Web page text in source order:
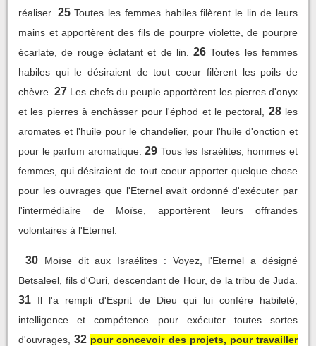
réaliser. 25 Toutes les femmes habiles filèrent le lin de leurs
mains et apportèrent des fils de pourpre violette, de pourpre
écarlate, de rouge éclatant et de lin.
26 Toutes les femmes
habiles qui le désiraient de tout coeur filèrent les poils de
chèvre. 27 Les chefs du peuple apportèrent les pierres d'onyx
et les pierres à enchâsser pour l'éphod et le pectoral,
28 les
aromates et l'huile pour le chandelier, pour l'huile d'onction et
pour le parfum aromatique. 29 Tous les Israélites, hommes et
femmes, qui désiraient de tout coeur apporter quelque chose
pour les ouvrages que l'Eternel avait ordonné d'exécuter par
l'intermédiaire de Moïse, apportèrent leurs offrandes
volontaires à l'Eternel.
30
Moïse dit aux Israélites : Voyez, l'Eternel a désigné
Betsaleel, fils d'Ouri, descendant de Hour, de la tribu de Juda.
31
Il l'a rempli d'Esprit de Dieu qui lui confère habileté,
intelligence et compétence pour exécuter toutes sortes
d'ouvrages, 32 pour concevoir des projets, pour travailler